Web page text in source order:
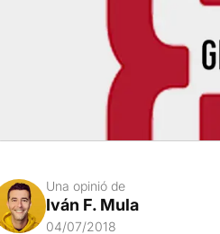
Una opinió de
Iván F. Mula
04/07/2018